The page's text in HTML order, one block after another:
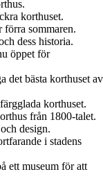
korthuset.
förra sommaren.
dess historia.
öppet för
det bästa korthuset av
korthuset.
från 1800-talet.
design.
i stadens
ett museum för att